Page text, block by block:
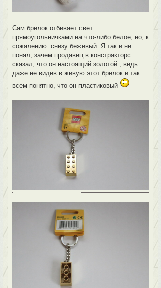
Сам брелок отбивает свет
прямоугольничками на что-либо белое, но, к
сожалению. снизу бежевый. Я так и не
понял, зачем продавец в констракторс
сказал, что он настоящий золотой , ведь
даже не видев в живую этот брелок и так
всем понятно, что он пластиковый